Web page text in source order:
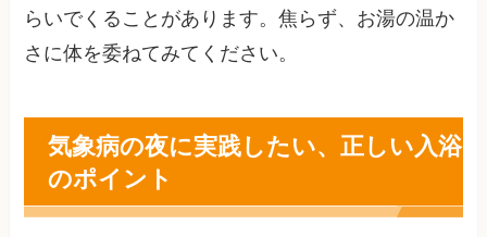
らいでくることがあります。焦らず、お湯の温か
さに体を委ねてみてください。
気象病の夜に実践したい、正しい入浴
のポイント